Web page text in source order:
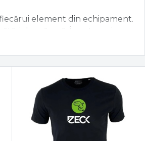
element din echipament.
portante sau monturi de
ce ai nevoie pentru o partidă
cu angrenaje ranforsate și
de rezistente la